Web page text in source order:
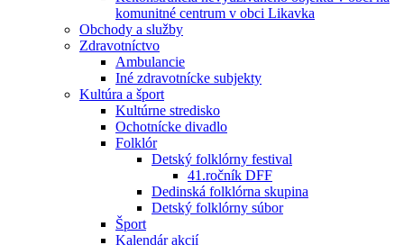
komunitné centrum v obci Likavka
Obchody a služby
Zdravotníctvo
Ambulancie
Iné zdravotnícke subjekty
Kultúra a šport
Kultúrne stredisko
Ochotnícke divadlo
Folklór
Detský folklórny festival
41.ročník DFF
Dedinská folklórna skupina
Detský folklórny súbor
Šport
Kalendár akcií